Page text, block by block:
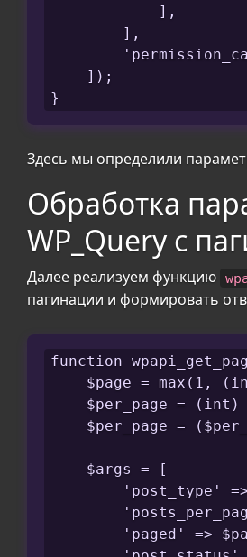
            ],
        ],
    ]);
}
Здесь мы определили
Обработка
WP_Query с
Далее реализуем функцию
пагинации и формировать
function
$page = max(1,
$per_page = (int)
$per_page =
    $args = [
'post_type'
'paged' =>